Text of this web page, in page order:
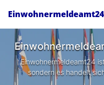
Einwohnermeldeamt24
Einwohnermeldeamt24
sondern es handelt